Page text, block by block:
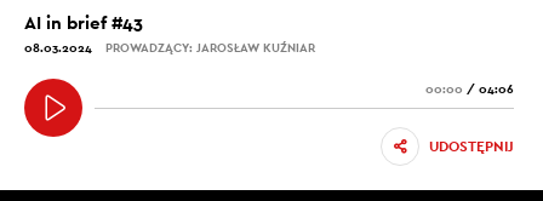
AI in brief #43
08.03.2024 PROWADZĄCY: JAROSŁAW KUŹNIAR
00:00 / 04:06
UDOSTĘPNIJ